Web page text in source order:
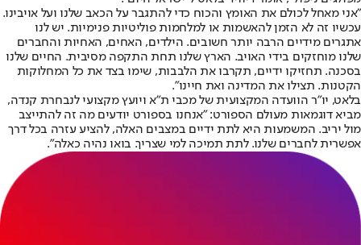
"אני מאחל לכולם את האומץ והכוח כדי להתגבר על הכאב שלנו ועל אויבינו.
עכשיו זה לא הזמן להאשמות או למלחמות פוליטיות פנימיות. יש לנו
אתגרים מידיים הרבה יותר חשובים. הילדים, האחים, האחיות והחברים
שלנו מוחזקים בידי האויב. הארץ שלנו תחת התקפה מסיבית. החיים שלנו
בסכנה. תחזיקו ידיים, תקרבו את הלבבות, שימו בצד את כל המחלוקות
הקטנות. תצילו את המדינה ואת חיינו".
בלאט, יו"ר הוועדה המקצועית של מכבי ת"א ויועץ מקצועי לנבחרת קנדה,
מביא דוגמאות מעולם הספורט: "אנחנו בספורט יודעים מה זה להתייצב
מול יריב. המשמעות היא לתת ידיים במצבים האלה, להציע עזרה בכל דרך
אפשרית לחברים שלנו. לתת תמיכה למי שצריך. בואו נהיה כאלה".